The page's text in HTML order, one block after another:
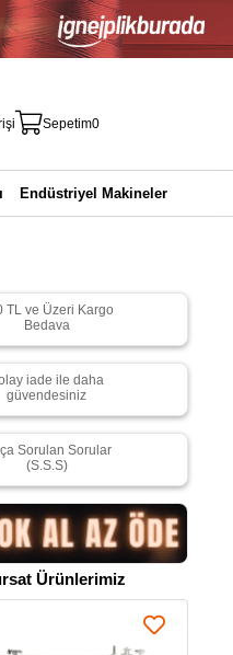
Sepetim0
Endüstriyel Makineler
50x 34.03₺ =
% 9 İndirim
TL ve Üzeri Kargo
Bedava
iade ile daha
güvendesiniz
Sorulan Sorular
(S.S.S)
Ürünlerimiz